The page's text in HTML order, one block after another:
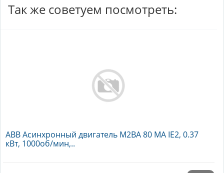
Так же советуем посмотреть:
ABB Асинхронный двигатель M2BA 80 MA IE2, 0.37
кВт, 1000об/мин,..